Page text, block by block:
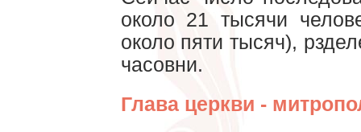
около 21 тысячи
около пяти тысяч),
часовни.
Глава церкви -